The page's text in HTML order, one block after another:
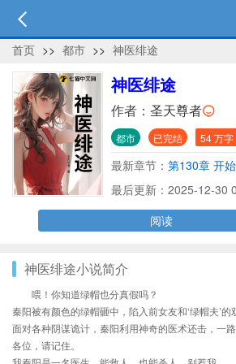
首页 >> 都市 >> 神医绯途
神医绯途
作者： 圣天尊者
都市 已完结 54 万字
最新章节： 第130章 开
最后更新：2025-12-30
阅读
神医绯途小说简介
喂！你知道绿帽也分真假吗？
秦阳被有颜色的绿帽砸中，陷入前女友和‘绿帽夫’
面对各种阴谋诡计，秦阳利用神奇的医术还击，一
各位，请记住。